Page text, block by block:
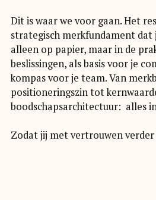
Dit is waar we voor gaan. Het
strategisch merkfundament dat
alleen op papier, maar in de
beslissingen, als basis voor je
kompas voor je team. Van
positioneringszin tot
boodschapsarchitectuur: alles
Zodat jij met vertrouwen verder